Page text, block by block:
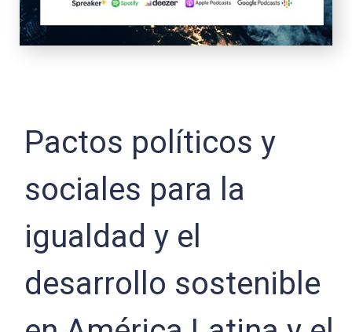
Pactos políticos y
sociales para la
igualdad y el
desarrollo sostenible